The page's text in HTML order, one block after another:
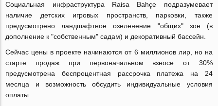
Социальная инфраструктура Raisa Bahçe подразумевает
наличие детских игровых пространств, парковки, также
предусмотрено ландшафтное озеленение "общих" зон (в
дополнение к "собственным" садам) и декоративный бассейн.
Сейчас цены в проекте начинаются от 6 миллионов лир, но на
старте продаж при первоначальном взносе от 30%
предусмотрена беспроцентная рассрочка платежа на 24
месяца и возможность обсудить индивидуальные условия
оплаты.